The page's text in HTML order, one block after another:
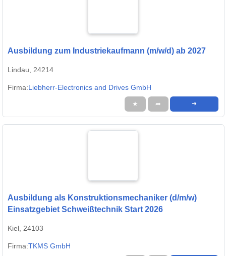
Ausbildung zum Industriekaufmann (m/w/d) ab 2027
Lindau, 24214
Firma:Liebherr-Electronics and Drives GmbH
★ ➦ ➜
Ausbildung als Konstruktionsmechaniker (d/m/w)
Einsatzgebiet Schweißtechnik Start 2026
Kiel, 24103
Firma:TKMS GmbH